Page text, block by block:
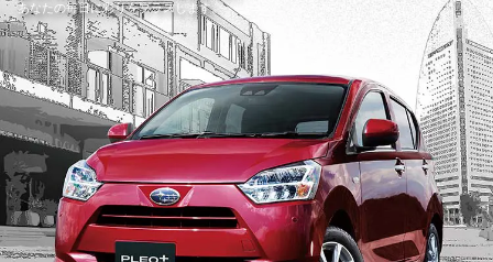
あなたの毎日に彩りをプラスします。